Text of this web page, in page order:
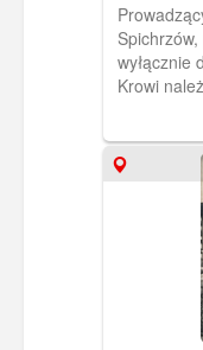
wyłącznie
Krowi
jako tzw.
głównie
pastwiska